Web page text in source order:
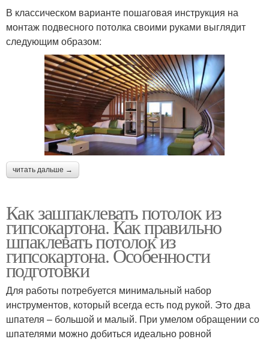
В классическом варианте пошаговая инструкция на
монтаж подвесного потолка своими руками выглядит
следующим образом:
читать дальше →
Как зашпаклевать потолок из
гипсокартона. Как правильно
шпаклевать потолок из
гипсокартона. Особенности
подготовки
Для работы потребуется минимальный набор
инструментов, который всегда есть под рукой. Это два
шпателя – большой и малый. При умелом обращении со
шпателями можно добиться идеально ровной